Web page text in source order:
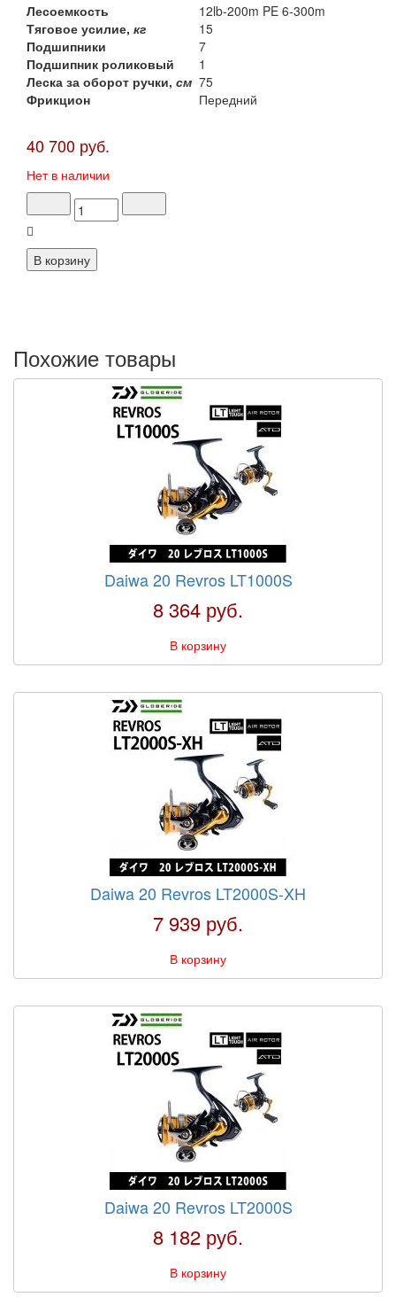
Лесоемкость
12lb-200m PE 6-300m
Тяговое усилие, кг
15
Подшипники
7
Подшипник роликовый
1
Леска за оборот ручки, см 75
Фрикцион
Передний
40 700 руб.
Нет в наличии
Похожие товары
Daiwa 20 Revros LT1000S
8 364 руб.
В корзину
Daiwa 20 Revros LT2000S-XH
7 939 руб.
В корзину
Daiwa 20 Revros LT2000S
8 182 руб.
В корзину